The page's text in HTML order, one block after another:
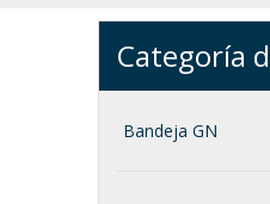
Categoría
Bandeja GN